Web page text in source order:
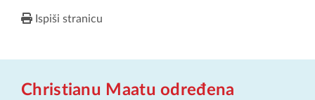
Ispiši stranicu
Christianu Maatu određena